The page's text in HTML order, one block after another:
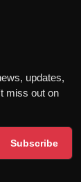
updates,
miss out on
Subscribe